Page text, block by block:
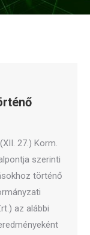
27.) Korm.
szerinti
történő
az alábbi